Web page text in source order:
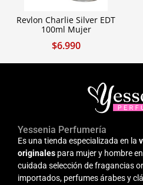
Revlon Charlie Silver EDT
100ml Mujer
$6.990
Yessenia Perfumería
Es una tienda especializada en la
originales para mujer y hombre
cuidada selección de fragancias
importados, perfumes árabes y